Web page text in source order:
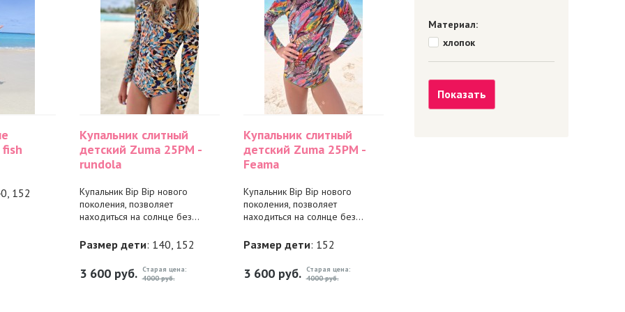
fish
152
Купальник слитный
детский Zuma 25PM -
rundola
Купальник Bip Bip нового
поколения, позволяет
находиться на солнце без...
Размер дети: 140, 152
3 600руб. Старая цена:
4000 руб.
Купальник слитный
детский Zuma 25PM -
Feama
Купальник Bip Bip нового
поколения, позволяет
находиться на солнце без...
Размер дети: 152
3 600руб. Старая цена:
4000 руб.
Материал:
хлопок
Показать